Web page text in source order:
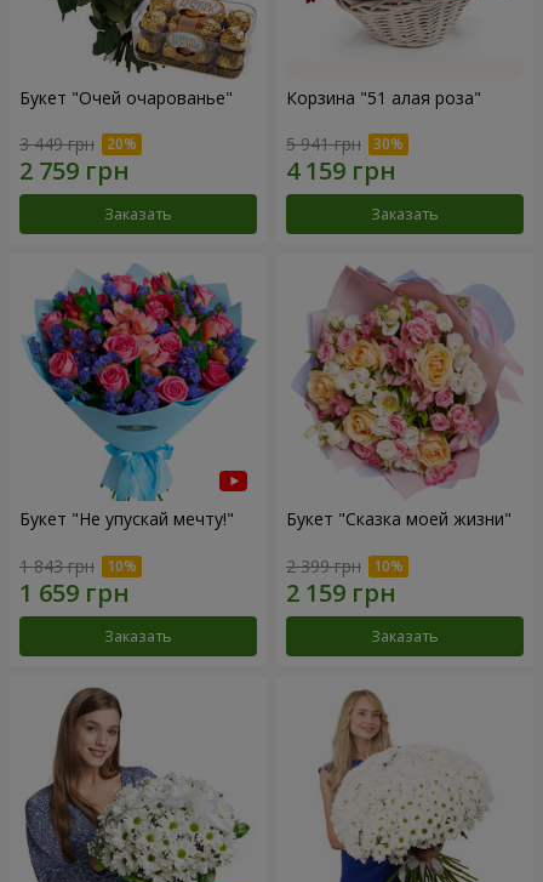
Букет "Очей очарованье"
3 449 грн
Заказать
Корзина "51 алая роза"
5 941 грн
Заказать
Букет "Не упускай мечту!"
1 843 грн
Заказать
Букет "Сказка моей жизни"
2 399 грн
Заказать